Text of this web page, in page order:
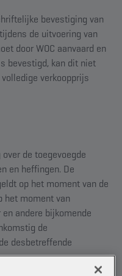
bevestiging van
de uitvoering van
door WOC aanvaard en
bevestigd, kan dit niet
verkoopprijs
de toegevoegde
en heffingen. De
op het moment van de
het moment van
andere bijkomende
de
desbetreffende